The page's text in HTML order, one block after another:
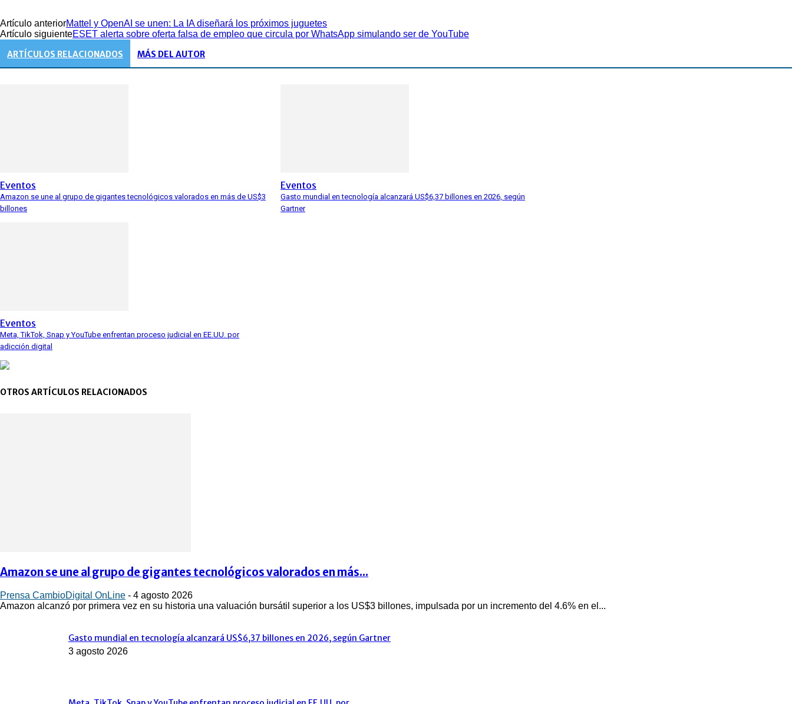
Artículo anteriorMattel y OpenAI se unen: La IA diseñará los próximos juguetes
Artículo siguienteESET alerta sobre oferta falsa de empleo que circula por WhatsApp simulando ser de YouTube
ARTÍCULOS RELACIONADOS MÁS DEL AUTOR
Eventos
Amazon se une al grupo de gigantes tecnológicos valorados en más de US$3
billones
Eventos
Gasto mundial en tecnología alcanzará US$6,37 billones en 2026, según
Gartner
Eventos
Meta, TikTok, Snap y YouTube enfrentan proceso judicial en EE.UU. por
adicción digital
OTROS ARTÍCULOS RELACIONADOS
Amazon se une al grupo de gigantes tecnológicos valorados en más...
Prensa CambioDigital OnLine - 4 agosto 2026
Amazon alcanzó por primera vez en su historia una valuación bursátil superior a los US$3 billones, impulsada por un incremento del 4.6% en el...
Gasto mundial en tecnología alcanzará US$6,37 billones en 2026, según Gartner
3 agosto 2026